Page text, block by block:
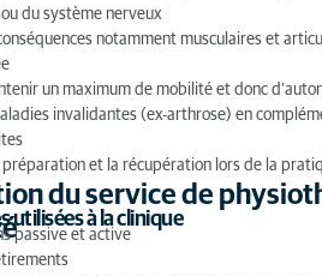
du service de physiothérapie et
du système nerveux
notamment musculaires et
un maximum de mobilité et donc
invalidantes (ex-arthrose) en
préparation et la récupération lors de la
du service de
utilisées à la clinique
passive et active